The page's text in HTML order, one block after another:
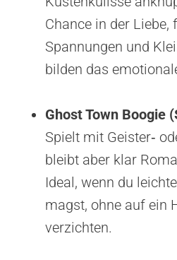
Chance in der Liebe,
Spannungen und
bilden das
Ghost Town Boogie
Spielt mit Geister‑
bleibt aber klar
Ideal, wenn du
magst, ohne auf ein
verzichten.